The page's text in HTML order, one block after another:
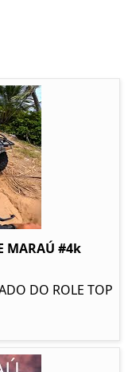
MARAÚ #4k
DO ROLE TOP